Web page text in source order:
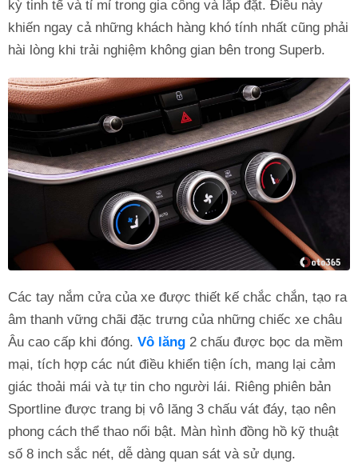
kỳ tinh tế và tỉ mỉ trong gia công và lắp đặt. Điều này
khiến ngay cả những khách hàng khó tính nhất cũng phải
hài lòng khi trải nghiệm không gian bên trong Superb.
Các tay nắm cửa của xe được thiết kế chắc chắn, tạo ra
âm thanh vững chãi đặc trưng của những chiếc xe châu
Âu cao cấp khi đóng. Vô lăng 2 chấu được bọc da mềm
mại, tích hợp các nút điều khiển tiện ích, mang lại cảm
giác thoải mái và tự tin cho người lái. Riêng phiên bản
Sportline được trang bị vô lăng 3 chấu vát đáy, tạo nên
phong cách thể thao nổi bật. Màn hình đồng hồ kỹ thuật
số 8 inch sắc nét, dễ dàng quan sát và sử dụng.